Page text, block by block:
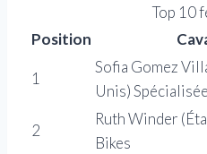
Top 10
Position
1
Sofia Gomez
Unis) Spécialisée
2
Ruth Winder
Bikes